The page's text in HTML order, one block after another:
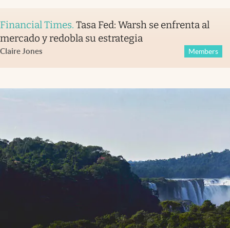
Financial Times. Tasa Fed: Warsh se enfrenta al
mercado y redobla su estrategia
Claire Jones Members